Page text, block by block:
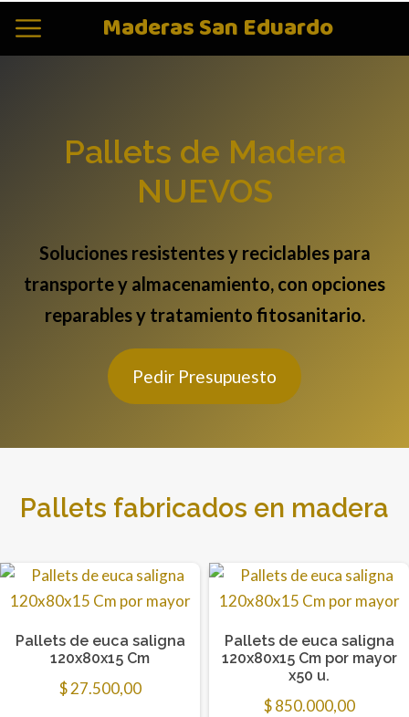
Maderas San Eduardo
Pallets de Madera
NUEVOS
Soluciones resistentes y reciclables para
transporte y almacenamiento, con opciones
reparables y tratamiento fitosanitario.
Pedir Presupuesto
Pallets fabricados en madera
Pallets de euca saligna
120x80x15 Cm
$27.500,00
Pallets de euca saligna
120x80x15 Cm por mayor
x50 u.
$850.000,00